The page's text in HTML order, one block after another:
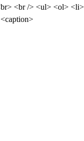
<caption>